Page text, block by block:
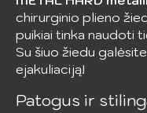
chirurginio plieno
puikiai tinka naudoti
Su šiuo žiedu
ejakuliaciją!
Patogus ir